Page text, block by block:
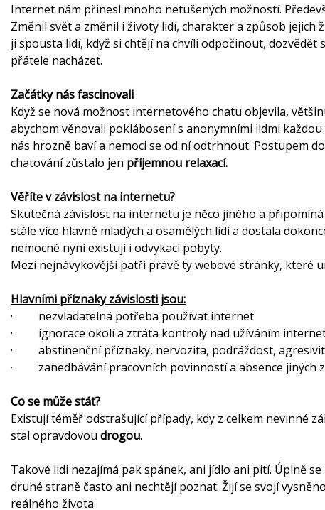
Internet nám přinesl mnoho netušených možností.
Změnil svět a změnil i životy lidí, charakter a způsob jejich
ji spousta lidí, když si chtějí na chvíli odpočinout,
přátele nacházet.
Začátky nás fascinovali
Když se nová možnost internetového chatu objevila,
abychom věnovali poklábosení s anonymními lidmi
nás hrozně baví a nemoci se od ní odtrhnout. Postupem
chatování zůstalo jen příjemnou relaxací.
Věříte v závislost na internetu?
Skutečná závislost na internetu je něco jiného a
stále více hlavně mladých a osamělých lidí a dostala
nemocné nyní existují i odvykací pobyty.
Mezi nejnávykovější patří právě ty webové stránky, které
Hlavními příznaky závislosti jsou:
· nezvladatelná potřeba používat internet
· ignorace okolí a ztráta kontroly nad užíváním
· abstinenční příznaky, nervozita, podráždost,
· zanedbávání pracovních povinností a absence jiných
Co se může stát?
Existují téměř odstrašující případy, kdy z celkem nevinné
stal opravdovou drogou.
Takové lidi nezajímá pak spánek, ani jídlo ani pití. Úplně
druhé straně často ani nechtějí poznat. Žijí se svojí
reálného života